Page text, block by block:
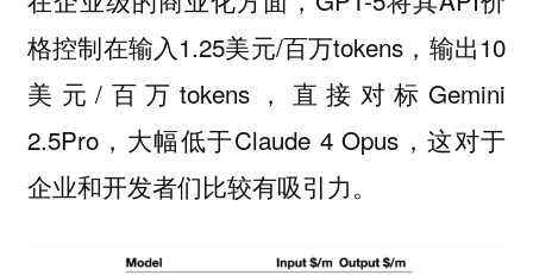
格控制在输入1.25美元/百万tokens，输出10
美元/百万tokens，直接对标Gemini
2.5Pro，大幅低于Claude 4 Opus，这对于
企业和开发者们比较有吸引力。